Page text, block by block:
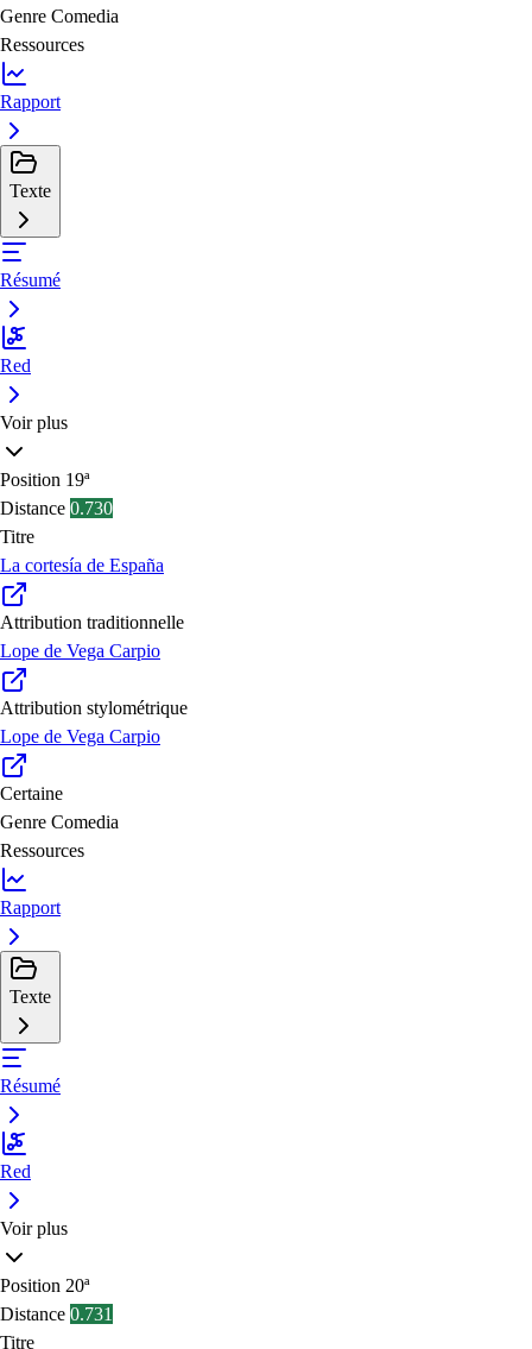
Genre Comedia
Ressources
Rapport
Texte
Résumé
Red
Voir plus
Position 19ª
Distance 0.730
Titre
La cortesía de España
Attribution traditionnelle
Lope de Vega Carpio
Attribution stylométrique
Lope de Vega Carpio
Certaine
Genre Comedia
Ressources
Rapport
Texte
Résumé
Red
Voir plus
Position 20ª
Distance 0.731
Titre